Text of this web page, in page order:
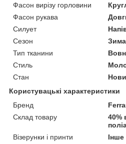
Фасон вирізу горловини
Фасон рукава
Силует
Сезон
Зима
Тип тканини
Стиль
Стан
Користувацькi характеристики
Бренд
Склад товару
40%
Візерунки і принти
Інше